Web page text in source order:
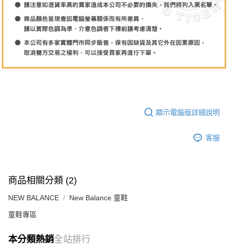
顯示電腦版詳細說明
客服
商品相關分類 (2)
NEW BALANCE New Balance 童鞋
童鞋專區
本分類熱銷全站排行